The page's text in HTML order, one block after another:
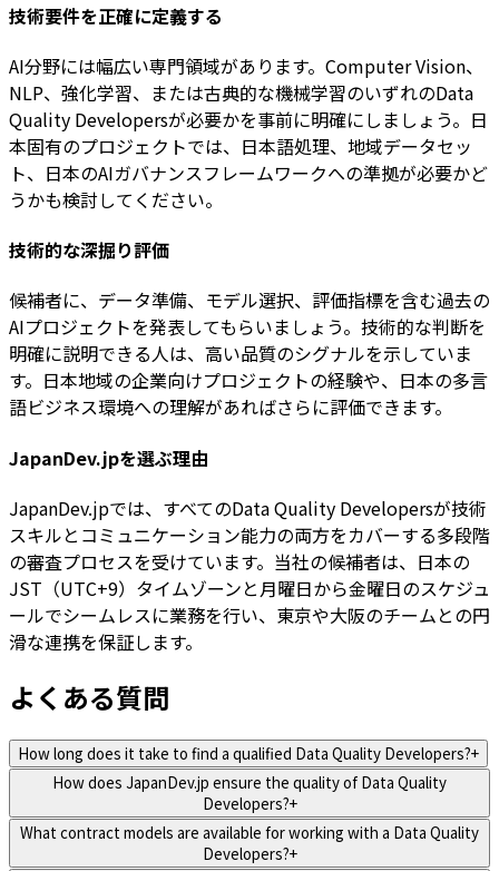
技術要件を正確に定義する
AI分野には幅広い専門領域があります。Computer Vision、
NLP、強化学習、または古典的な機械学習のいずれのData
Quality Developersが必要かを事前に明確にしましょう。日
本固有のプロジェクトでは、日本語処理、地域データセッ
ト、日本のAIガバナンスフレームワークへの準拠が必要かど
うかも検討してください。
技術的な深掘り評価
候補者に、データ準備、モデル選択、評価指標を含む過去の
AIプロジェクトを発表してもらいましょう。技術的な判断を
明確に説明できる人は、高い品質のシグナルを示していま
す。日本地域の企業向けプロジェクトの経験や、日本の多言
語ビジネス環境への理解があればさらに評価できます。
JapanDev.jpを選ぶ理由
JapanDev.jpでは、すべてのData Quality Developersが技術
スキルとコミュニケーション能力の両方をカバーする多段階
の審査プロセスを受けています。当社の候補者は、日本の
JST（UTC+9）タイムゾーンと月曜日から金曜日のスケジュ
ールでシームレスに業務を行い、東京や大阪のチームとの円
滑な連携を保証します。
よくある質問
How long does it take to find a qualified Data Quality Developers?+
How does JapanDev.jp ensure the quality of Data Quality
Developers?+
What contract models are available for working with a Data Quality
Developers?+